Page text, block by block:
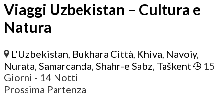
Viaggi Uzbekistan – Cultura e
Natura
L'Uzbekistan, Bukhara Città, Khiva, Navoiy,
Nurata, Samarcanda, Shahr-e Sabz, Taškent
15
Giorni - 14 Notti
Prossima Partenza